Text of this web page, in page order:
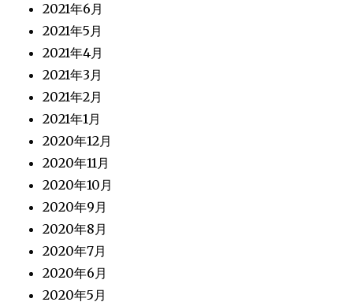
2021年6月
2021年5月
2021年4月
2021年3月
2021年2月
2021年1月
2020年12月
2020年11月
2020年10月
2020年9月
2020年8月
2020年7月
2020年6月
2020年5月